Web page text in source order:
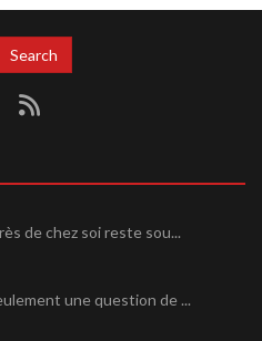
Search
de chez soi reste sou...
une question de ...